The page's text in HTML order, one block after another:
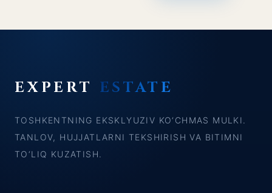
EXPERT ESTATE
TOSHKENTNING EKSKLYUZIV KO‘CHMAS MULKI.
TANLOV, HUJJATLARNI TEKSHIRISH VA BITIMNI
TO‘LIQ KUZATISH.